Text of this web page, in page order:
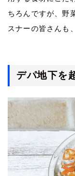
ちろんですが、野
スナーの皆さんも
デパ地下を